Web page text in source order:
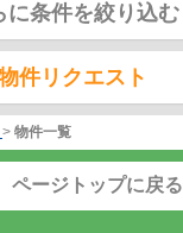
に条件を絞り込む
件リクエスト
> 物件一覧
ページトップに戻る